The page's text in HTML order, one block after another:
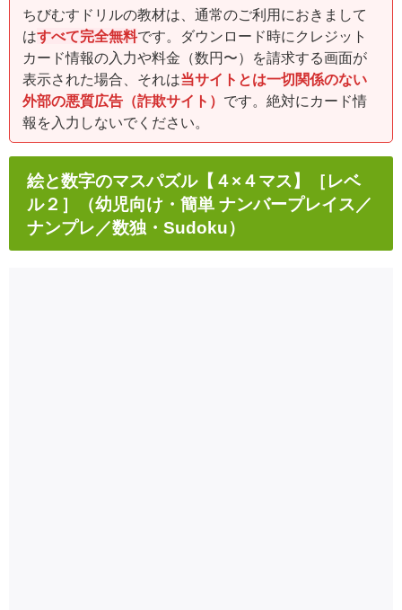
ちびむすドリルの教材は、通常のご利用におきまして
はすべて完全無料です。ダウンロード時にクレジット
カード情報の入力や料金（数円〜）を請求する画面が
表示された場合、それは当サイトとは一切関係のない
外部の悪質広告（詐欺サイト） です。絶対にカード情
報を入力しないでください。
絵と数字のマスパズル【４×４マス】［レベ
ル２］（幼児向け・簡単 ナンバープレイス／
ナンプレ／数独・Sudoku）